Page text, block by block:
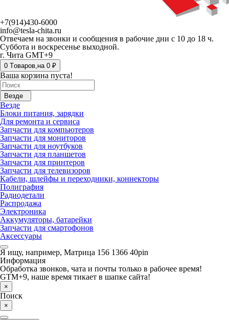
+7(914)430-6000
info@tesla-chita.ru
Отвечаем на звонки и сообщения в рабочие дни с 10 до 18 ч.
Суббота и воскресенье выходной.
г. Чита GMT+9
0 Tоваров,на 0 ₽
Ваша корзина пуста!
Везде
Везде
Блоки питания, зарядки
Для ремонта и сервиса
Запчасти для компьютеров
Запчасти для мониторов
Запчасти для ноутбуков
Запчасти для планшетов
Запчасти для принтеров
Запчасти для телевизоров
Кабели, шлейфы и переходники, коннекторы
Полиграфия
Радиодетали
Распродажа
Электроника
Аккумуляторы, батарейки
Запчасти для смартофонов
Аксессуары
Я ищу, например, Матрица 156 1366 40pin
Информация
Обработка звонков, чата и почты только в рабочее время!
GTM+9, наше время тикает в шапке сайта!
×
Поиск
×